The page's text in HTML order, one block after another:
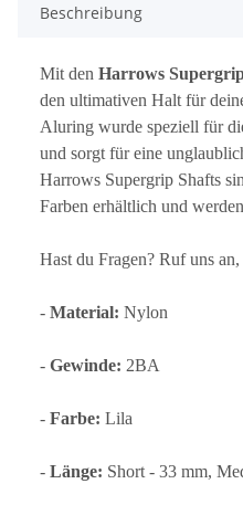
Beschreibung
Mit den Harrows
den ultimativen Halt für
Aluring wurde speziell für
und sorgt für eine
Harrows Supergrip Shafts
Farben erhältlich und
Hast du Fragen? Ruf uns
- Material: Nylon
- Gewinde: 2BA
- Farbe: Lila
- Länge: Short - 33 mm,